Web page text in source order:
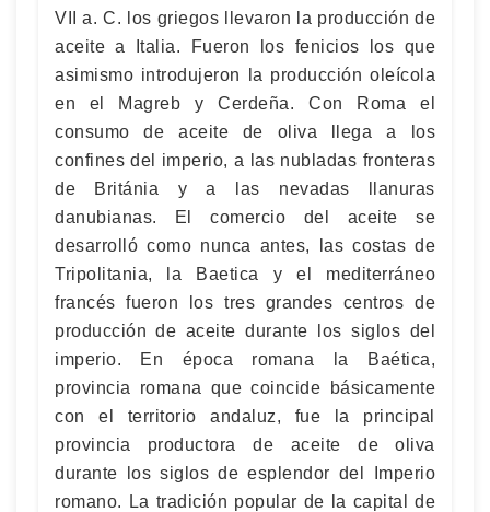
VII a. C. los griegos llevaron la producción de
aceite a Italia. Fueron los fenicios los que
asimismo introdujeron la producción oleícola
en el Magreb y Cerdeña. Con Roma el
consumo de aceite de oliva llega a los
confines del imperio, a las nubladas fronteras
de Británia y a las nevadas llanuras
danubianas. El comercio del aceite se
desarrolló como nunca antes, las costas de
Tripolitania, la Baetica y el mediterráneo
francés fueron los tres grandes centros de
producción de aceite durante los siglos del
imperio. En época romana la Baética,
provincia romana que coincide básicamente
con el territorio andaluz, fue la principal
provincia productora de aceite de oliva
durante los siglos de esplendor del Imperio
romano. La tradición popular de la capital de